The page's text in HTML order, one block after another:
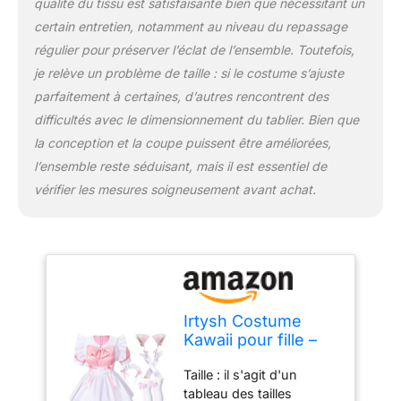
soubrette fringante.
qualité du tissu est satisfaisante bien que nécessitant un
certain entretien, notamment au niveau du repassage
régulier pour préserver l’éclat de l’ensemble. Toutefois,
je relève un problème de taille : si le costume s’ajuste
parfaitement à certaines, d’autres rencontrent des
difficultés avec le dimensionnement du tablier. Bien que
la conception et la coupe puissent être améliorées,
l’ensemble reste séduisant, mais il est essentiel de
vérifier les mesures soigneusement avant achat.
Irtysh Costume
Kawaii pour fille –
française – Gants
d'oreilles de chat
Taille : il s'agit d'un
tableau des tailles